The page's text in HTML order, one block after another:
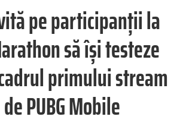
pe participanții la
să își testeze
primului stream
PUBG Mobile